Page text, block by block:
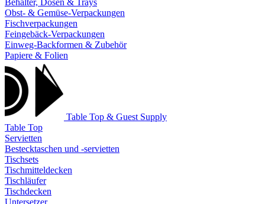
Behälter, Dosen & Trays
Obst- & Gemüse-Verpackungen
Fischverpackungen
Feingebäck-Verpackungen
Einweg-Backformen & Zubehör
Papiere & Folien
Table Top & Guest Supply
Table Top
Servietten
Bestecktaschen und -servietten
Tischsets
Tischmitteldecken
Tischläufer
Tischdecken